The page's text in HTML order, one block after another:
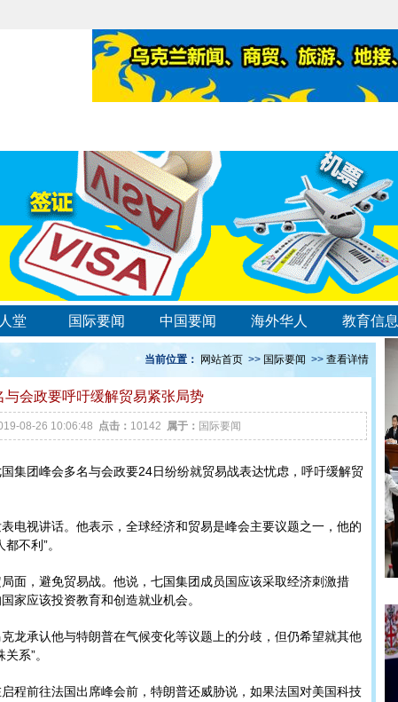
堂 国际要闻 中国要闻 海外华人 教育信息
当前位置： 网站首页 >> 国际要闻 >> 查看详情
与会政要呼吁缓解贸易紧张局势
08-26 10:06:48 点击： 10142 属于： 国际要闻
集团峰会多名与会政要24日纷纷就贸易战表达忧虑，呼吁缓解贸
视讲话。他表示，全球经济和贸易是峰会主要议题之一，他的
不利”。
，避免贸易战。他说，七国集团成员国应该采取经济刺激措
家应该投资教育和创造就业机会。
承认他与特朗普在气候变化等议题上的分歧，但仍希望就其他
系”。
前往法国出席峰会前，特朗普还威胁说，如果法国对美国科技